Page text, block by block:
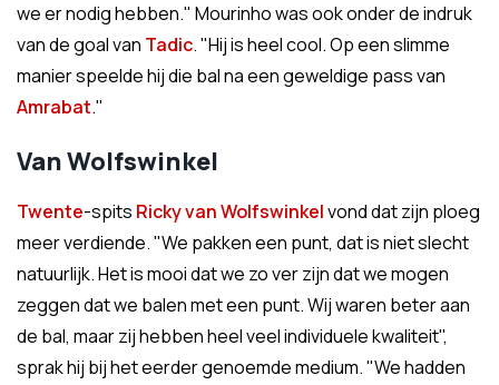
we er nodig hebben." Mourinho was ook onder de indruk
van de goal van Tadic. "Hij is heel cool. Op een slimme
manier speelde hij die bal na een geweldige pass van
Amrabat."
Van Wolfswinkel
Twente-spits Ricky van Wolfswinkelvond dat zijn ploeg
meer verdiende. "We pakken een punt, dat is niet slecht
natuurlijk. Het is mooi dat we zo ver zijn dat we mogen
zeggen dat we balen met een punt. Wij waren beter aan
de bal, maar zij hebben heel veel individuele kwaliteit",
sprak hij bij het eerder genoemde medium. "We hadden